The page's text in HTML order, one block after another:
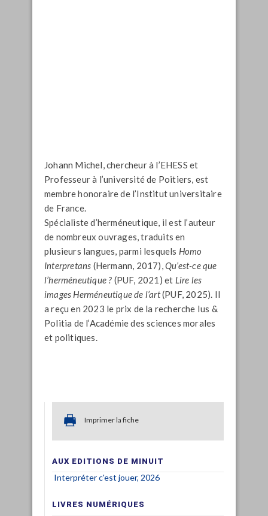
Johann Michel, chercheur à l’EHESS et
Professeur à l’université de Poitiers, est
membre honoraire de l’Institut universitaire
de France.
Spécialiste d’herméneutique, il est l’auteur
de nombreux ouvrages, traduits en
plusieurs langues, parmi lesquels Homo
Interpretans (Hermann, 2017),Qu’est-ce que
l’herméneutique ? (PUF, 2021) et Lire les
images Herméneutique de l’art(PUF, 2025). Il
a reçu en 2023 le prix de la recherche Ius &
Politia de l’Académie des sciences morales
et politiques.
Imprimer la fiche
AUX EDITIONS DE MINUIT
Interpréter c'est jouer, 2026
LIVRES NUMÉRIQUES